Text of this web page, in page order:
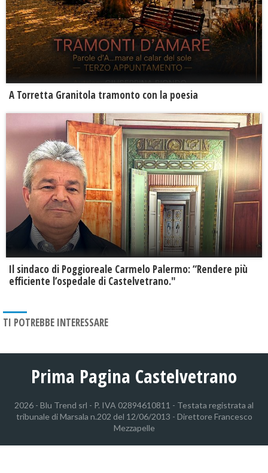
​A Torretta Granitola tramonto con la poesia
Il sindaco di Poggioreale Carmelo Palermo: “Rendere più
efficiente l’ospedale di Castelvetrano."
TI POTREBBE INTERESSARE
Prima Pagina Castelvetrano
2026 - Blu Trend srl - P. IVA 02894610811 - Testata registrata al
tribunale di Marsala n.202 del 12/06/2013 - Direttore Francesco
Mezzapelle